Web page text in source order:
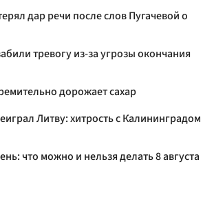
дар речи после слов Пугачевой о
тревогу из-за угрозы окончания
дорожает сахар
Литву: хитрость с Калининградом
что можно и нельзя делать 8 августа